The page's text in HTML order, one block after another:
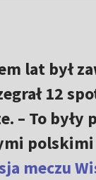
lat był
12
– To były
meczu